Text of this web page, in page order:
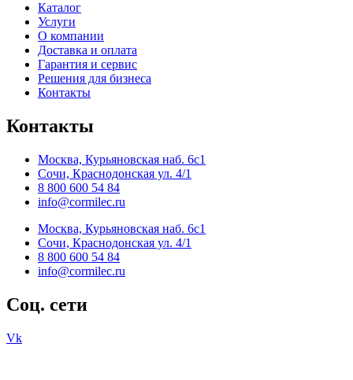
Каталог
Услуги
О компании
Доставка и оплата
Гарантия и сервис
Решения для бизнеса
Контакты
Контакты
Москва, Курьяновская наб. 6с1
Сочи, Краснодонская ул. 4/1
8 800 600 54 84
info@cormilec.ru
Москва, Курьяновская наб. 6с1
Сочи, Краснодонская ул. 4/1
8 800 600 54 84
info@cormilec.ru
Соц. сети
Vk